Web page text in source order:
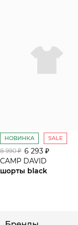
НОВИНКА SALE
8 990 ₽ 6 293 ₽
CAMP DAVID
шорты black